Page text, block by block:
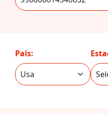
País: